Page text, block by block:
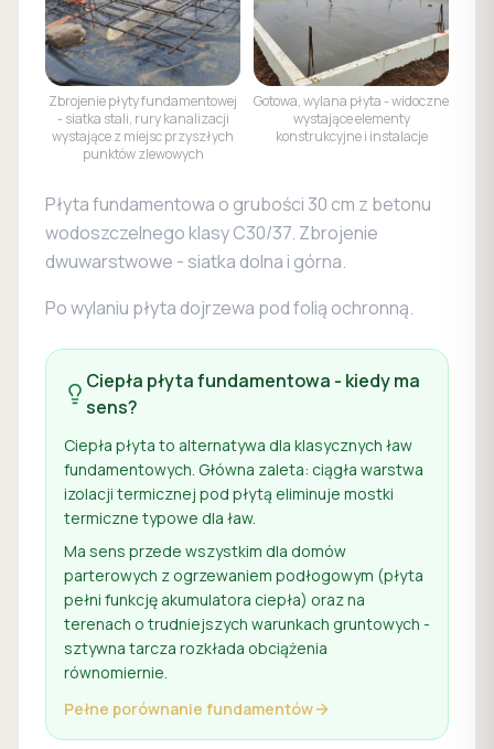
Zbrojenie płyty fundamentowej
- siatka stali, rury kanalizacji
wystające z miejsc przyszłych
punktów zlewowych
Gotowa, wylana płyta - widoczne
wystające elementy
konstrukcyjne i instalacje
Płyta fundamentowa o grubości 30 cm z betonu
wodoszczelnego klasy C30/37. Zbrojenie
dwuwarstwowe - siatka dolna i górna.
Po wylaniu płyta dojrzewa pod folią ochronną.
Ciepła płyta fundamentowa - kiedy ma
sens?
Ciepła płyta to alternatywa dla klasycznych ław
fundamentowych. Główna zaleta: ciągła warstwa
izolacji termicznej pod płytą eliminuje mostki
termiczne typowe dla ław.
Ma sens przede wszystkim dla domów
parterowych z ogrzewaniem podłogowym (płyta
pełni funkcję akumulatora ciepła) oraz na
terenach o trudniejszych warunkach gruntowych -
sztywna tarcza rozkłada obciążenia
równomiernie.
Pełne porównanie fundamentów